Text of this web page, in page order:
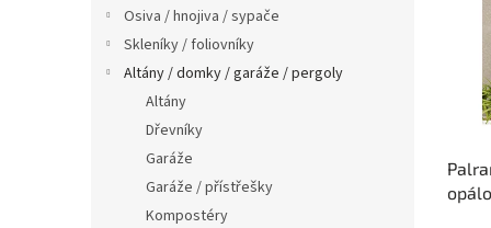
Osiva / hnojiva / sypače
Skleníky / foliovníky
Altány / domky / garáže / pergoly
Altány
Dřevníky
Garáže
Garáže / přístřešky
Kompostéry